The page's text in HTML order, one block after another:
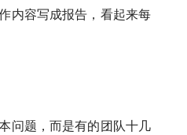
内容写成报告，看起来每
问题，而是有的团队十几